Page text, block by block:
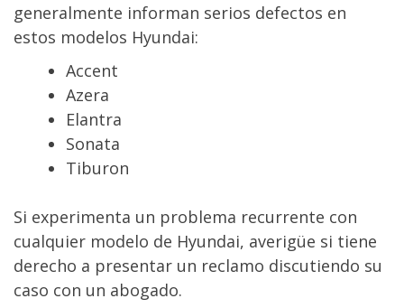
generalmente informan serios defectos en
estos modelos Hyundai:
Accent
Azera
Elantra
Sonata
Tiburon
Si experimenta un problema recurrente con
cualquier modelo de Hyundai, averigüe si tiene
derecho a presentar un reclamo discutiendo su
caso con un abogado.